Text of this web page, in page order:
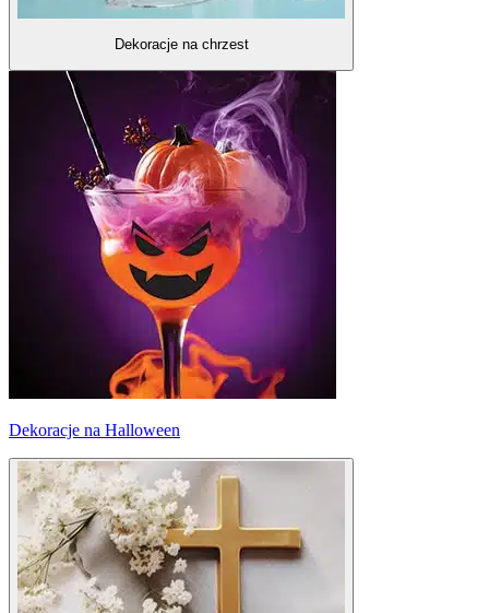
Dekoracje na chrzest
Dekoracje na Halloween